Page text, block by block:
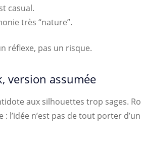
casual.
très “nature”.
réflexe, pas un risque.
version assumée
aux silhouettes trop sages.
l’idée n’est pas de tout porter